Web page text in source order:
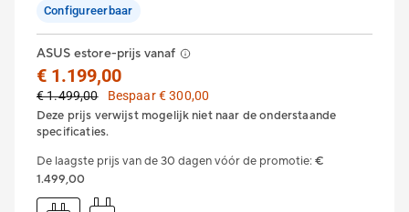
Configureerbaar
ASUS estore-prijs vanaf
€ 1.199,00
€ 1.499,00
Bespaar € 300,00
Deze prijs verwijst mogelijk niet naar de onderstaande
specificaties.
De laagste prijs van de 30 dagen vóór de promotie: €
1.499,00